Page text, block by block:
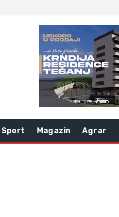
Sport Magazin Agrar